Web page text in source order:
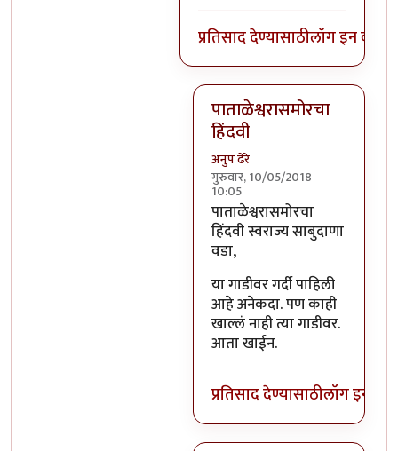
प्रतिसाद देण्यासाठीलॉग इन करा
पाताळेश्वरासमोरचा
हिंदवी
अनुप ढेरे
गुरुवार, 10/05/2018
10:05
In reply toभिलवडीला फक्त दूध
पाताळेश्वरासमोरचा
हिंदवी स्वराज्य साबुदाणा
वडा,
या गाडीवर गर्दी पाहिली
आहे अनेकदा. पण काही
खाल्लं नाही त्या गाडीवर.
आता खाईन.
प्रतिसाद देण्यासाठीलॉग इन करा